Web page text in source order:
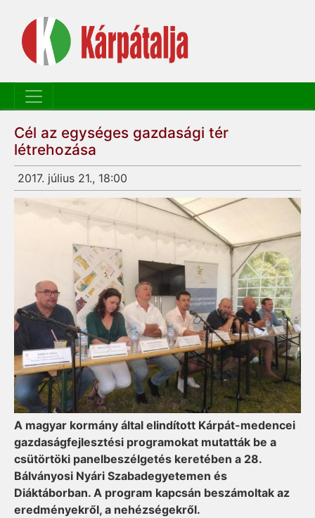
Cél az egységes gazdasági tér
létrehozása
2017. július 21., 18:00
A magyar kormány által elindított Kárpát-medencei
gazdaságfejlesztési programokat mutatták be a
csütörtöki panelbeszélgetés keretében a 28.
Bálványosi Nyári Szabadegyetemen és
Diáktáborban. A program kapcsán beszámoltak az
eredményekről, a nehézségekről.